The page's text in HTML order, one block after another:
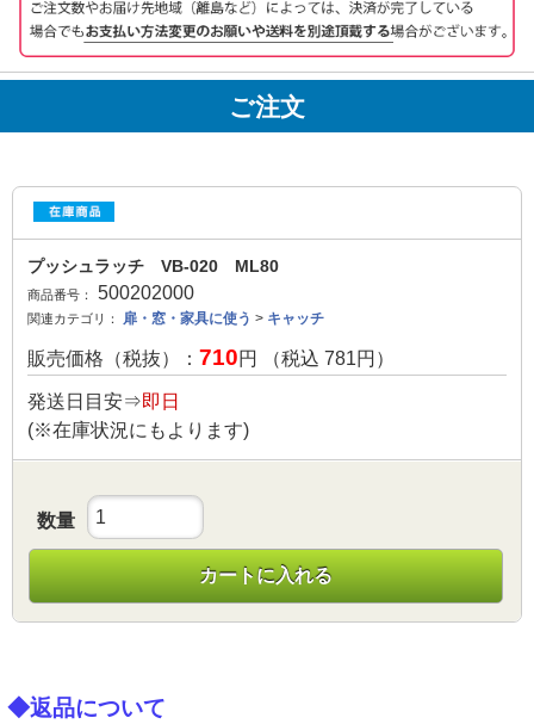
ご注文
プッシュラッチ VB-020 ML80
商品番号： 500202000
関連カテゴリ： 扉・窓・家具に使う > キャッチ
販売価格（税抜）： 710円 （税込 781円）
発送日目安⇒即日
(※在庫状況にもよります)
数量
カートに入れる
◆返品について